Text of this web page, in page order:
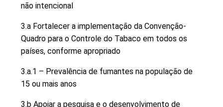
não intencional
3.a Fortalecer a implementação da Convenção-
Quadro para o Controle do Tabaco em todos os
países, conforme apropriado
3.a.1 – Prevalência de fumantes na população de
15 ou mais anos
3.b Apoiar a pesquisa e o desenvolvimento de